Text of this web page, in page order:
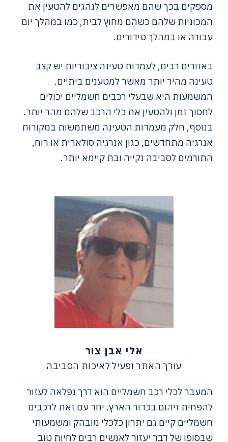
מספקים בכך שהם מאפשרים לנהגים להטעין את
המכוניות שלהם כשהם מחוץ לבית, כמו במהלך יום
עבודה או במהלך סידורים.
באזורים רבים, לעמדות טעינה ציבוריות יש קצב
טעינה מהיר יותר מאשר למטענים ביתיים.
המשמעות היא שבעלי רכבים חשמליים יכולים
לחסוך זמן ולהטעין את כלי הרכב שלהם מהר יותר.
בנוסף, חלק מעמדות הטעינה משתמשות במקורות
אנרגיה מתחדשים, כגון אנרגיה סולארית או רוח,
התורמים לסביבה נקייה ובת קיימא יותר.
אלי אבן צור
עורך האתר ופעיל לאיכות הסביבה
המעבר לכלי רכב חשמליים הוא דרך נפלאה לעזור
להפחית זיהום בכדור הארץ. יחד עם זאת לרכבים
חשמליים קיים גם יתרון כלכלי מובהק ומשמעותי
שבסופו של דבר יעזור לאנשים רבים לחיות טוב